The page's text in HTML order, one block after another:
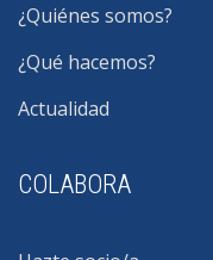
¿Quiénes somos?
¿Qué hacemos?
Actualidad
COLABORA